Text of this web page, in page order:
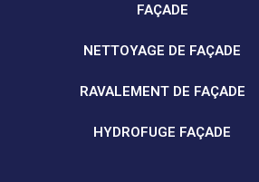
FAÇADE
NETTOYAGE DE FAÇADE
RAVALEMENT DE FAÇADE
HYDROFUGE FAÇADE